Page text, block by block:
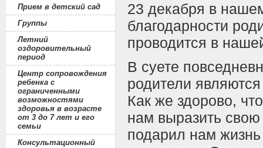
Прием в детский сад
Группы
Летний
оздоровительный
период
Центр сопровождения
ребенка с
ограниченными
возможностями
здоровья в возрасте
от 3 до 7 лет и его
семьи
Консультационный
23 декабря в
благодарности
проводится в
В суете
родители
Как же здорово,
нам выразить свою
подарил нам